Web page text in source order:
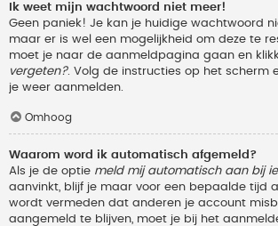
Ik weet mijn wachtwoord niet meer!
Geen paniek! Je kan je huidige wachtwoord
maar er is wel een mogelijkheid om deze te
moet je naar de aanmeldpagina gaan en
vergeten?. Volg de instructies op het scherm
je weer aanmelden.
Omhoog
Waarom word ik automatisch afgemeld?
Als je de optie meld mij automatisch aan bij
aanvinkt, blijf je maar voor een bepaalde tijd
wordt vermeden dat anderen je account
aangemeld te blijven, moet je bij het